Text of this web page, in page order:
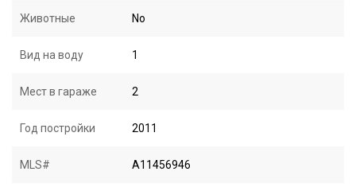
Животные No
Вид на воду 1
Мест в гараже 2
Год постройки 2011
MLS# A11456946